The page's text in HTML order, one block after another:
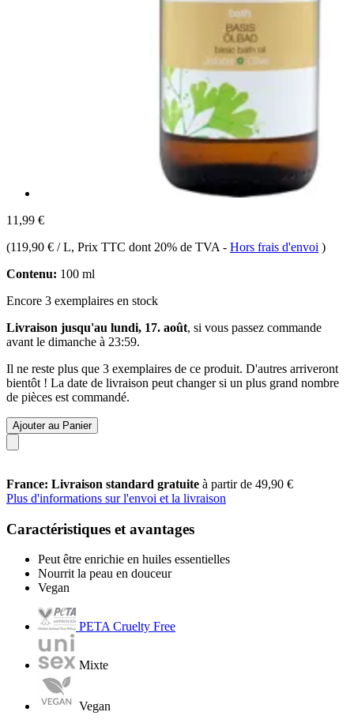
11,99 €
(119,90 € / L, Prix TTC dont 20% de TVA - Hors frais d'envoi )
Contenu: 100 ml
Encore 3 exemplaires en stock
Livraison jusqu'au lundi, 17. août, si vous passez commande
avant le dimanche à 23:59.
Il ne reste plus que 3 exemplaires de ce produit. D'autres arriveront
bientôt ! La date de livraison peut changer si un plus grand nombre
de pièces est commandé.
Ajouter au Panier
France: Livraison standard gratuite à partir de 49,90 €
Plus d'informations sur l'envoi et la livraison
Caractéristiques et avantages
Peut être enrichie en huiles essentielles
Nourrit la peau en douceur
Vegan
PETA Cruelty Free
Mixte
Vegan